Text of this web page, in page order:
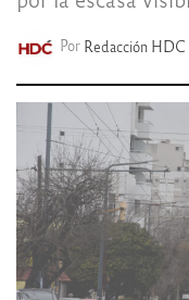
Por Redacción HDC